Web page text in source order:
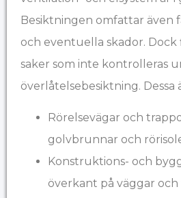
Besiktningen omfattar även
och eventuella skador. Dock
saker som inte kontrolleras
överlåtelsebesiktning. Dessa
Rörelsevägar och
golvbrunnar och
Konstruktions- och
överkant på väggar